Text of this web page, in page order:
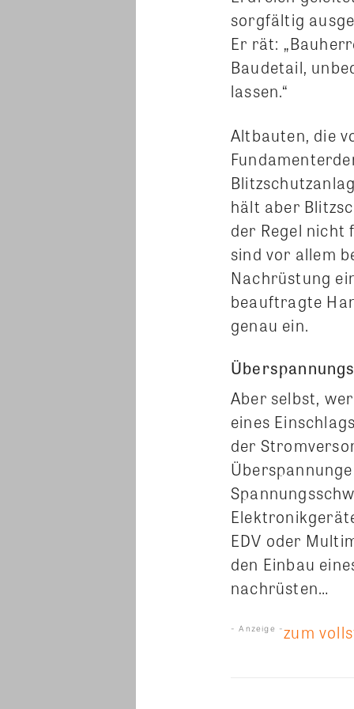
sorgfältig
Er rät:
Baudetail,
lassen.“
Altbauten, die
hält aber
der Regel nicht
sind vor allem
Nachrüstung
beauftragte
genau ein.
Aber selbst,
eines
der
EDV oder
den Einbau
nachrüsten…
- Anzeige -zum